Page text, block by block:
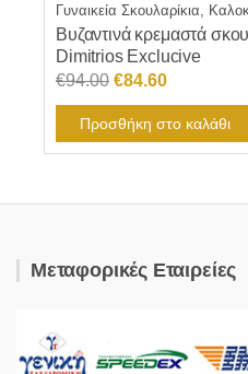
Γυναικεία Σκουλαρίκια,
Βυζαντινά κρεμαστά
Dimitrios Exclucive
€94.00 Original
price
was:
€94.00.
€84.60Η
τρέχουσα
τιμή
είναι:
Προσθήκη στο καλάθι
Μεταφορικές Εταιρείες